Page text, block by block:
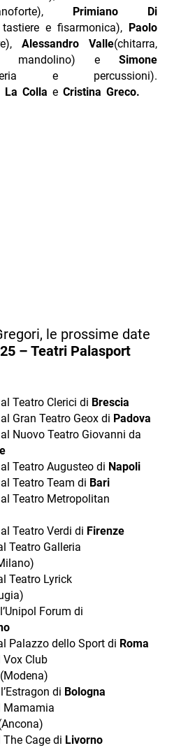
Primiano Di
e fisarmonica),
Paolo
Alessandro Valle(chitarra,
mandolino) eSimone
e percussioni).
La Colla e Cristina Greco.
le prossime date
– Teatri Palasport
Teatro Clerici di Brescia
Gran Teatro Geox di Padova
Nuovo Teatro Giovanni da
Teatro Augusteo di Napoli
Teatro Team di Bari
Teatro Metropolitan
Teatro Verdi di Firenze
Teatro Galleria
Teatro Lyrick
Forum di
Palazzo dello Sport di Roma
Club
(Modena)
di Bologna
Mamamia
Cage di Livorno